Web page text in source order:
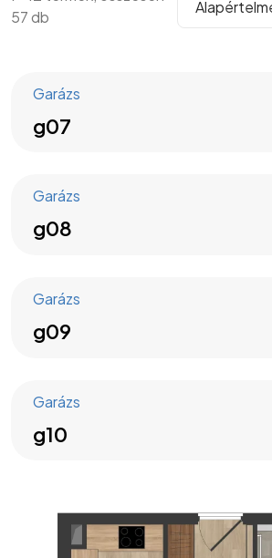
57 db
Garázs
g07
Garázs
g08
Garázs
g09
Garázs
g10